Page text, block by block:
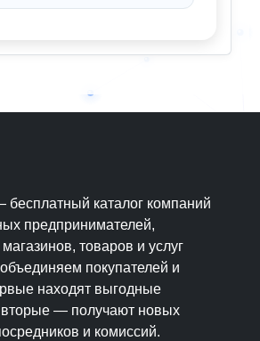
бесплатный каталог компаний
предпринимателей,
товаров и услуг
покупателей и
находят выгодные
— получают новых
и комиссий.